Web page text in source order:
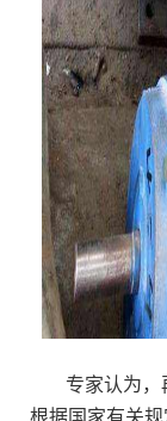
专家认为，
根据国家有关